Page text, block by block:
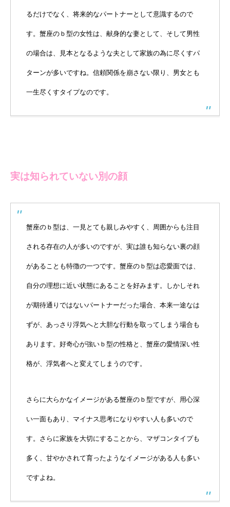
るだけでなく、将来的なパートナーとして意識するので
す。蟹座のｂ型の女性は、献身的な妻として、そして男性
の場合は、見本となるような夫として家族の為に尽くすパ
ターンが多いですね。信頼関係を崩さない限り、男女とも
一生尽くすタイプなのです。
実は知られていない別の顔
蟹座のｂ型は、一見とても親しみやすく、周囲からも注目
される存在の人が多いのですが、実は誰も知らない裏の顔
があることも特徴の一つです。蟹座のｂ型は恋愛面では、
自分の理想に近い状態にあることを好みます。しかしそれ
が期待通りではないパートナーだった場合、本来一途なは
ずが、あっさり浮気へと大胆な行動を取ってしまう場合も
あります。好奇心が強いｂ型の性格と、蟹座の愛情深い性
格が、浮気者へと変えてしまうのです。
さらに大らかなイメージがある蟹座のｂ型ですが、用心深
い一面もあり、マイナス思考になりやすい人も多いので
す。さらに家族を大切にすることから、マザコンタイプも
多く、甘やかされて育ったようなイメージがある人も多い
ですよね。